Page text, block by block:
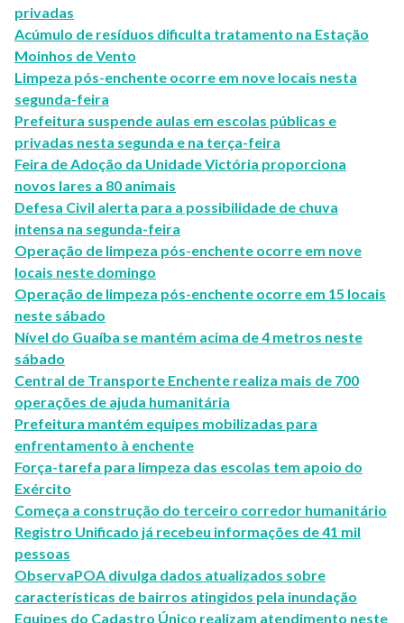
privadas
Acúmulo de resíduos dificulta tratamento na Estação
Moinhos de Vento
Limpeza pós-enchente ocorre em nove locais nesta
segunda-feira
Prefeitura suspende aulas em escolas públicas e
privadas nesta segunda e na terça-feira
Feira de Adoção da Unidade Victória proporciona
novos lares a 80 animais
Defesa Civil alerta para a possibilidade de chuva
intensa na segunda-feira
Operação de limpeza pós-enchente ocorre em nove
locais neste domingo
Operação de limpeza pós-enchente ocorre em 15 locais
neste sábado
Nível do Guaíba se mantém acima de 4 metros neste
sábado
Central de Transporte Enchente realiza mais de 700
operações de ajuda humanitária
Prefeitura mantém equipes mobilizadas para
enfrentamento à enchente
Força-tarefa para limpeza das escolas tem apoio do
Exército
Começa a construção do terceiro corredor humanitário
Registro Unificado já recebeu informações de 41 mil
pessoas
ObservaPOA divulga dados atualizados sobre
características de bairros atingidos pela inundação
Equipes do Cadastro Único realizam atendimento neste